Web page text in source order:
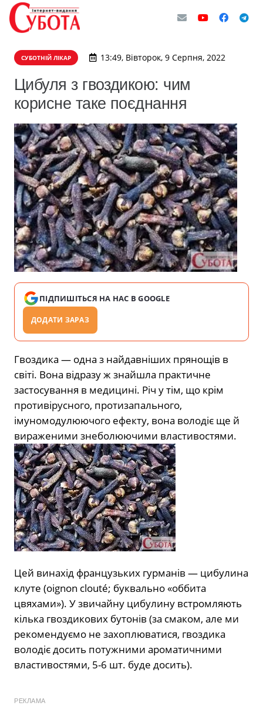
СУБОТНІЙ ЛІКАР 13:49, Вівторок, 9 Серпня, 2022
Цибуля з гвоздикою: чим
корисне таке поєднання
ПІДПИШІТЬСЯ НА НАС В GOOGLE
ДОДАТИ ЗАРАЗ
Гвоздика — одна з найдавніших прянощів в
світі. Вона відразу ж знайшла практичне
застосування в медицині. Річ у тім, що крім
противірусного, протизапального,
імуномодулюючого ефекту, вона володіє ще й
вираженими знеболюючими властивостями.
Цей винахід французьких гурманів — цибулина
клуте (oignon clouté; буквально «оббита
цвяхами»). У звичайну цибулину встромляють
кілька гвоздикових бутонів (за смаком, але ми
рекомендуємо не захоплюватися, гвоздика
володіє досить потужними ароматичними
властивостями, 5-6 шт. буде досить).
РЕКЛАМА